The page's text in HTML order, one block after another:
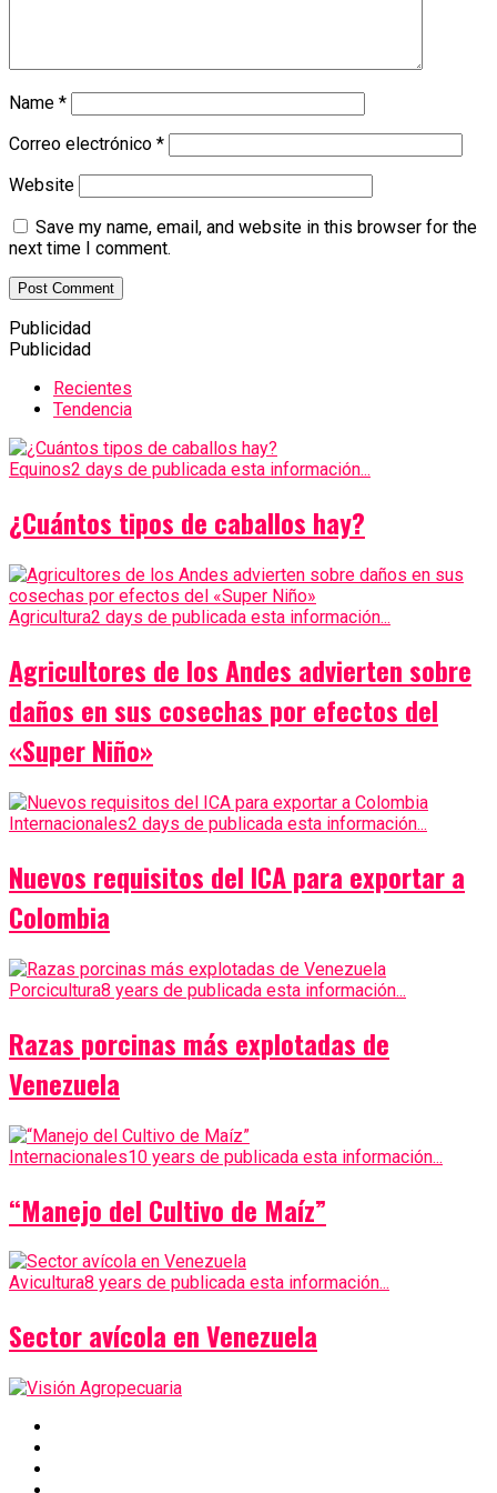
Name *
Correo electrónico *
Website
Save my name, email, and website in this browser for the
next time I comment.
Publicidad
Publicidad
Recientes
Tendencia
Equinos2 days de publicada esta información...
¿Cuántos tipos de caballos hay?
Agricultura2 days de publicada esta información...
Agricultores de los Andes advierten sobre
daños en sus cosechas por efectos del
«Super Niño»
Internacionales2 days de publicada esta información...
Nuevos requisitos del ICA para exportar a
Colombia
Porcicultura8 years de publicada esta información...
Razas porcinas más explotadas de
Venezuela
Internacionales10 years de publicada esta información...
“Manejo del Cultivo de Maíz”
Avicultura8 years de publicada esta información...
Sector avícola en Venezuela